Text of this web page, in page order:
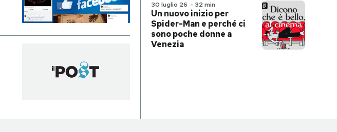
30 luglio 26 - 32 min
Un nuovo inizio per
Spider-Man e perché ci
sono poche donne a
Venezia